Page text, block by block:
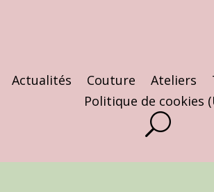
Actualités Couture Ateliers
Politique de cookies